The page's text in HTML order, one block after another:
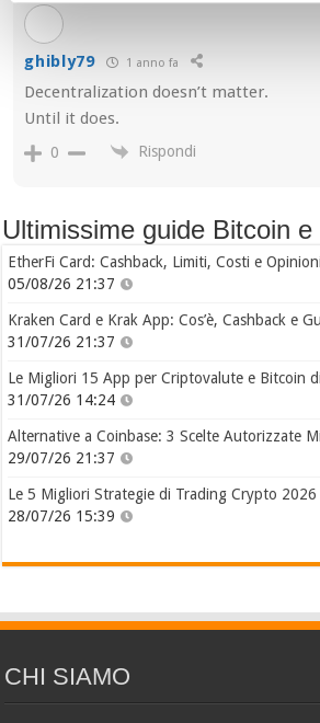
ghibly79 1 anno fa
Decentralization doesn’t matter.
Until it does.
0 Rispondi
Ultimissime guide Bitcoin
EtherFi Card: Cashback, Limiti, Costi e
05/08/26 21:37
Kraken Card e Krak App: Cos’è, Cashback e
31/07/26 21:37
Le Migliori 15 App per Criptovalute e Bitcoin
31/07/26 14:24
Alternative a Coinbase: 3 Scelte Autorizzate
29/07/26 21:37
Le 5 Migliori Strategie di Trading Crypto 2026
28/07/26 15:39
CHI SIAMO